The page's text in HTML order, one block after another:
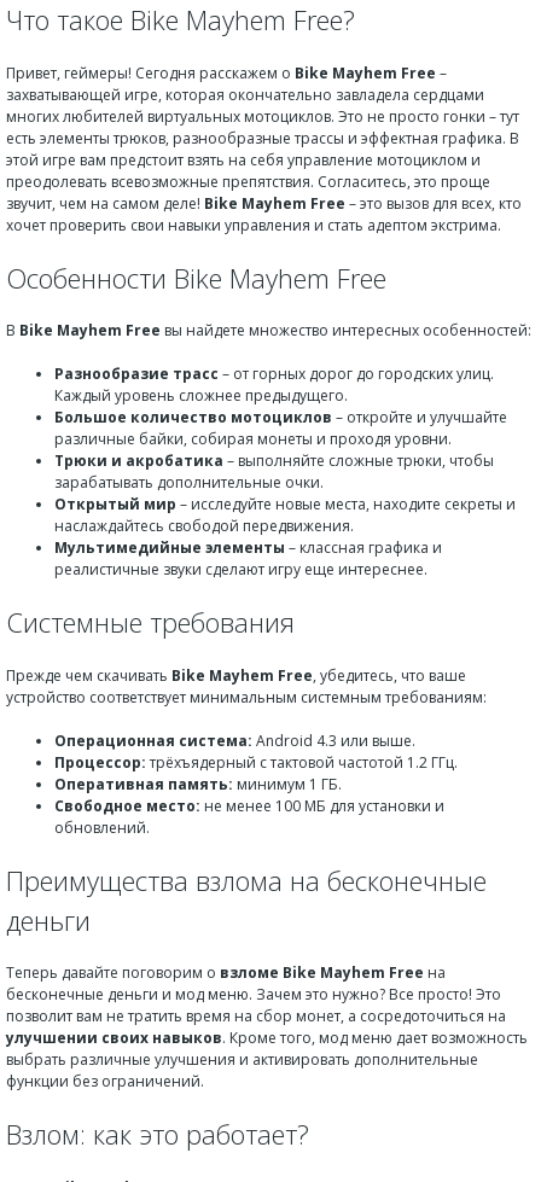
Что такое Bike Mayhem Free?
Привет, геймеры! Сегодня расскажем о Bike Mayhem Free –
захватывающей игре, которая окончательно завладела сердцами
многих любителей виртуальных мотоциклов. Это не просто гонки – тут
есть элементы трюков, разнообразные трассы и эффектная графика. В
этой игре вам предстоит взять на себя управление мотоциклом и
преодолевать всевозможные препятствия. Согласитесь, это проще
звучит, чем на самом деле! Bike Mayhem Free – это вызов для всех, кто
хочет проверить свои навыки управления и стать адептом экстрима.
Особенности Bike Mayhem Free
В Bike Mayhem Free вы найдете множество интересных особенностей:
Разнообразие трасс – от горных дорог до городских улиц.
Каждый уровень сложнее предыдущего.
Большое количество мотоциклов – откройте и улучшайте
различные байки, собирая монеты и проходя уровни.
Трюки и акробатика – выполняйте сложные трюки, чтобы
зарабатывать дополнительные очки.
Открытый мир – исследуйте новые места, находите секреты и
наслаждайтесь свободой передвижения.
Мультимедийные элементы – классная графика и
реалистичные звуки сделают игру еще интереснее.
Системные требования
Прежде чем скачивать Bike Mayhem Free, убедитесь, что ваше
устройство соответствует минимальным системным требованиям:
Операционная система: Android 4.3 или выше.
Процессор:трёхъядерный с тактовой частотой 1.2 ГГц.
Оперативная память: минимум 1 ГБ.
Свободное место: не менее 100 МБ для установки и
обновлений.
Преимущества взлома на бесконечные
деньги
Теперь давайте поговорим о взломе Bike Mayhem Free на
бесконечные деньги и мод меню. Зачем это нужно? Все просто! Это
позволит вам не тратить время на сбор монет, а сосредоточиться на
улучшении своих навыков. Кроме того, мод меню дает возможность
выбрать различные улучшения и активировать дополнительные
функции без ограничений.
Взлом: как это работает?